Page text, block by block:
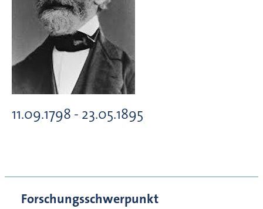
11.09.1798 - 23.05.1895
Forschungsschwerpunkt